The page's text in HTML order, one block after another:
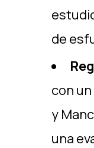
de
con
y
una